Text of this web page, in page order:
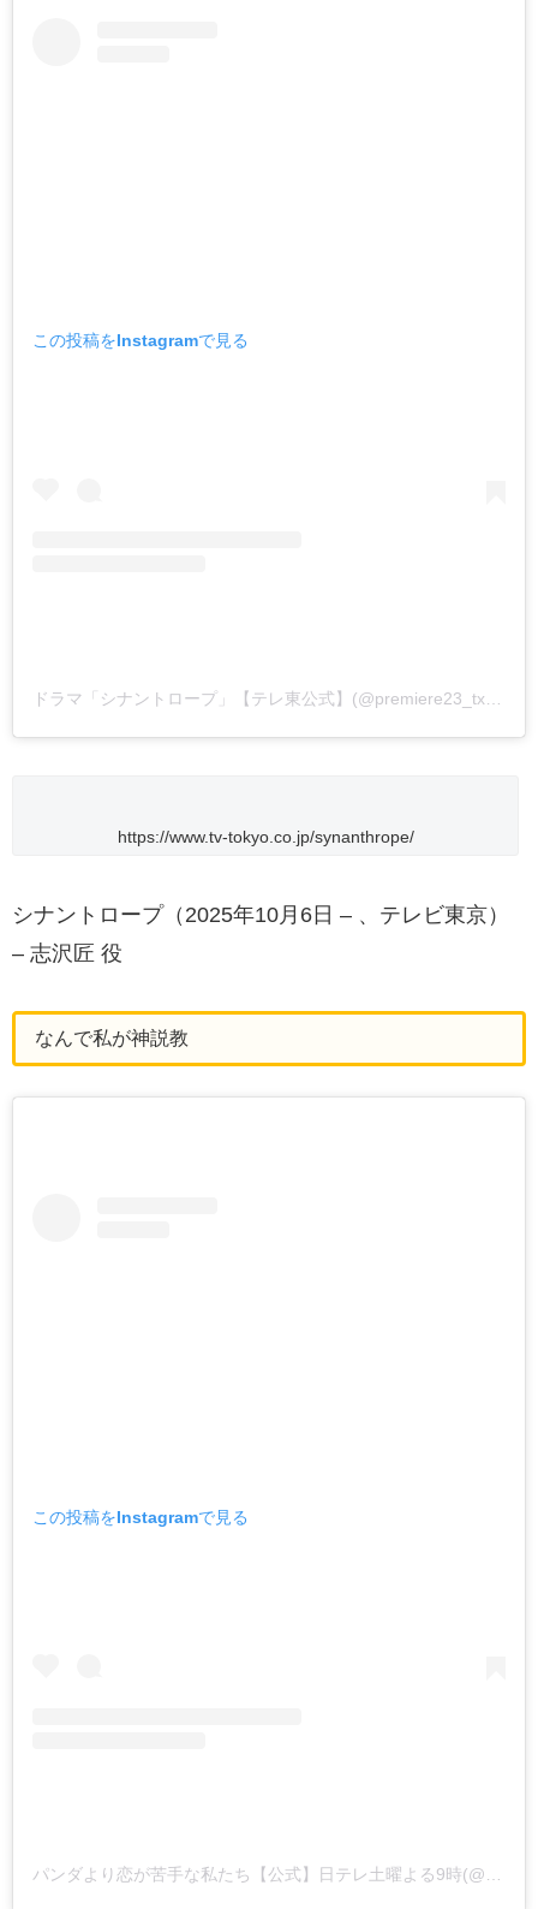
この投稿をInstagramで見る
https://www.tv-tokyo.co.jp/synanthrope/
シナントロープ（2025年10月6日 – 、テレビ東京）
– 志沢匠 役
なんで私が神説教
この投稿をInstagramで見る
パンダより恋が苦手な私たち【公式】日テレ土曜よる9時(@pankoi_ntv)がシェアした投稿